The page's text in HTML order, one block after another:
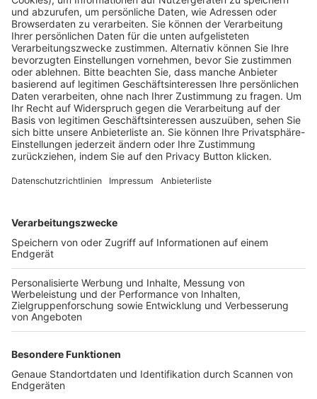
Pässe und Vereinswechsel
Trainerausbildung
Schulungsangebot Vereinsmitarbeiter
BFV-Geschäftsstellen
Trainerbörse
Login SpielPlus
FOLGE DEM BFV
TOP-VEREINE
TOP-PARTNER